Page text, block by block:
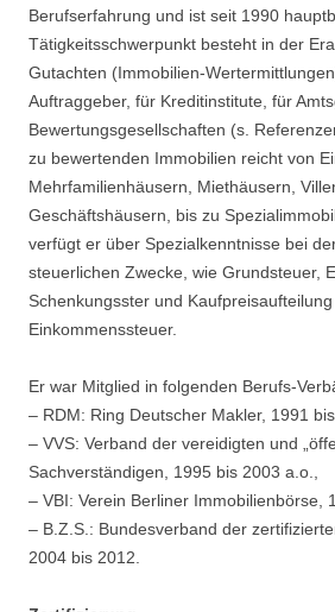
Berufserfahrung und ist seit 1990
Tätigkeitsschwerpunkt besteht in der
Gutachten (Immobilien-
Auftraggeber, für Kreditinstitute, für
Bewertungsgesellschaften (s.
zu bewertenden Immobilien reicht von
Mehrfamilienhäusern, Miethäusern,
Geschäftshäusern, bis zu
verfügt er über Spezialkenntnisse bei
steuerlichen Zwecke, wie Grundsteuer,
Schenkungsster und
Einkommenssteuer.
Er war Mitglied in folgenden Berufs-
– RDM: Ring Deutscher Makler, 1991 bis
– VVS: Verband der vereidigten und
Sachverständigen, 1995 bis 2003 a.o.,
– VBI: Verein Berliner Immobilienbörse,
– B.Z.S.: Bundesverband der
2004 bis 2012.